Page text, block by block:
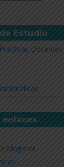
Estudio
Docentes
Magíster